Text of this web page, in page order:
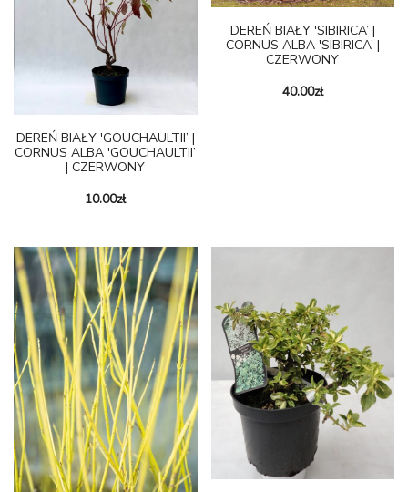
DEREŃ BIAŁY 'GOUCHAULTII’ |
CORNUS ALBA 'GOUCHAULTII’
| CZERWONY
10.00zł
DEREŃ BIAŁY 'SIBIRICA’ |
CORNUS ALBA 'SIBIRICA’ |
CZERWONY
40.00zł